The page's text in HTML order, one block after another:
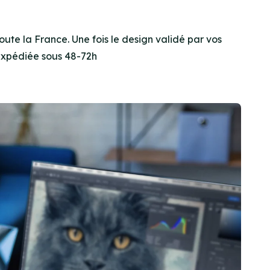
la France. Une fois le design validé par vos
sous 48-72h